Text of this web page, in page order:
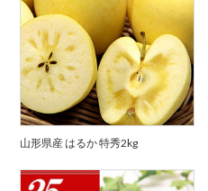
山形県産 はるか 特秀2kg